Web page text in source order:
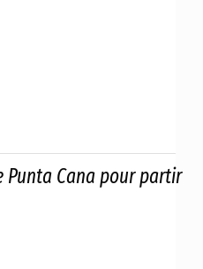
Punta Cana pour partir